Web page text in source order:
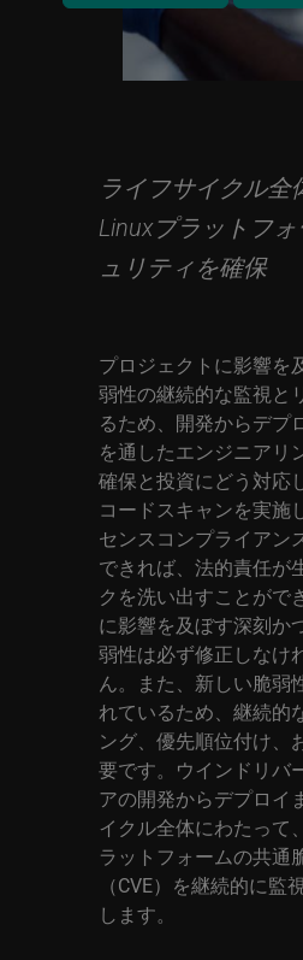
ライフサイクル全
Linuxプラットフ
ュリティを確保
プロジェクトに影響を
弱性の継続的な監視と
るため、開発からデプ
を通したエンジニアリ
確保と投資にどう対応
コードスキャンを実施
センスコンプライアン
できれば、法的責任が
クを洗い出すことがで
に影響を及ぼす深刻か
弱性は必ず修正しなけ
ん。また、新しい脆弱
れているため、継続的
ング、優先順位付け、
要です。ウインドリバ
アの開発からデプロイ
イクル全体にわたって
ラットフォームの共通
（CVE）を継続的に監
します。